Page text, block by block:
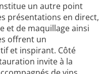
un autre point
présentations en direct,
et de maquillage ainsi
offrent un
et inspirant. Côté
invite à la